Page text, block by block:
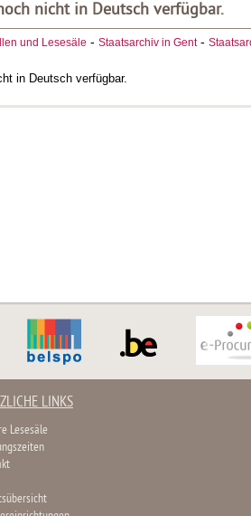
nicht in Deutsch verfügbar.
und Lesesäle - Staatsarchiv in Gent-
in Deutsch verfügbar.
LINKS
Lesesäle